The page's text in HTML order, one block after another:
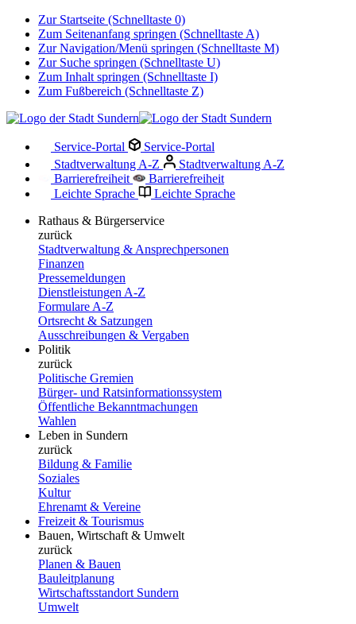
Zur Startseite (Schnelltaste 0)
Zum Seitenanfang springen (Schnelltaste A)
Zur Navigation/Menü springen (Schnelltaste M)
Zur Suche springen (Schnelltaste U)
Zum Inhalt springen (Schnelltaste I)
Zum Fußbereich (Schnelltaste Z)
Service-Portal
Service-Portal
Stadtverwaltung A-Z
Stadtverwaltung A-Z
Barrierefreiheit
Barrierefreiheit
Leichte Sprache
Leichte Sprache
Rathaus & Bürgerservice
zurück
Stadtverwaltung & Ansprechpersonen
Finanzen
Pressemeldungen
Dienstleistungen A-Z
Formulare A-Z
Ortsrecht & Satzungen
Ausschreibungen & Vergaben
Politik
zurück
Politische Gremien
Bürger- und Ratsinformationssystem
Öffentliche Bekanntmachungen
Wahlen
Leben in Sundern
zurück
Bildung & Familie
Soziales
Kultur
Ehrenamt & Vereine
Freizeit & Tourismus
Bauen, Wirtschaft & Umwelt
zurück
Planen & Bauen
Bauleitplanung
Wirtschaftsstandort Sundern
Umwelt